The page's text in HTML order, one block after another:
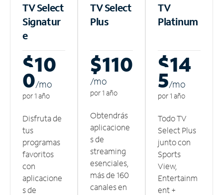
TV Select
Signatur
e
$10
0/mo
por 1 año
Disfruta de
tus
programas
favoritos
con
aplicacione
s de
TV Select
Plus
$110
/mo
por 1 año
Obtendrás
aplicacione
s de
streaming
esenciales,
más de 160
canales en
TV
Platinum
$14
5/mo
por 1 año
Todo TV
Select Plus
junto con
Sports
View,
Entertainm
ent +